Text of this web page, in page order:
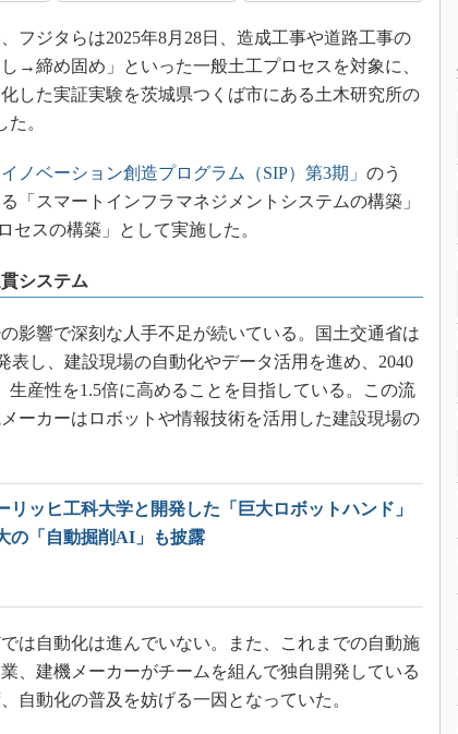
ジタらは2025年8月28日、造成工事や道路工事の
め固め」といった一般土工プロセスを対象に、
した実証実験を茨城県つくば市にある土木研究所の
。
ノベーション創造プログラム（SIP）第3期」 のう
「スマートインフラマネジメントシステムの構築」
スの構築」として実施した。
システム
響で深刻な人手不足が続いている。国土交通省は
表し、建設現場の自動化やデータ活用を進め、2040
産性を1.5倍に高めることを目指している。この流
ーカーはロボットや情報技術を活用した建設現場の
リッヒ工科大学と開発した「巨大ロボットハンド」
「自動掘削AI」も披露
自動化は進んでいない。また、これまでの自動施
、建機メーカーがチームを組んで独自開発している
自動化の普及を妨げる一因となっていた。